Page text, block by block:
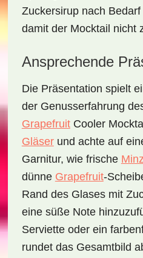
Zuckersirup nach
damit der Mocktail nicht
Ansprechende
Die Präsentation spielt
der Genusserfahrung
GrapefruitCooler
Gläserund achte auf
Garnitur, wie frische
dünne Grapefruit-
Rand des Glases mit
eine süße Note
Serviette oder ein
rundet das Gesamtbild